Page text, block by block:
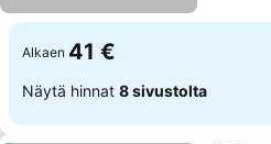
Alkaen 41 €
Näytä hinnat 8 sivustolta